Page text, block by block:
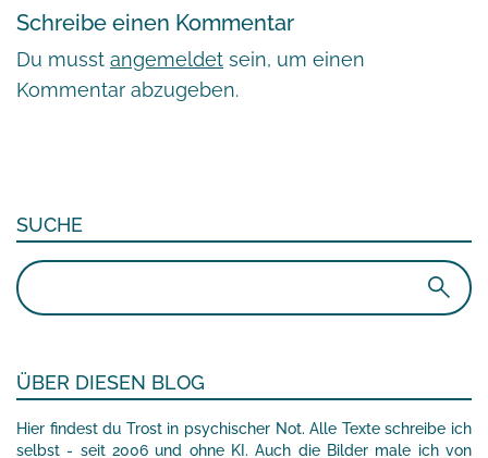
Schreibe einen Kommentar
Du musst angemeldet sein, um einen
Kommentar abzugeben.
SUCHE
Suchen
nach:
ÜBER DIESEN BLOG
Hier findest du Trost in psychischer Not. Alle Texte schreibe ich
selbst - seit 2006 und ohne KI. Auch die Bilder male ich von